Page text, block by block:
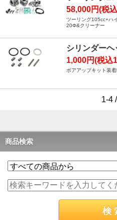
58,000円(税
ツーリング105cc+ハ
20Φ&クリーナー
シリンダーヘ
1,000円(税込
ボアアップキット装
1-4
商品検索